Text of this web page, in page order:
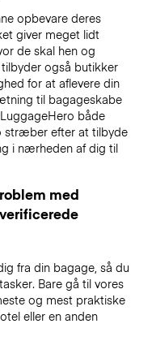
opbevare deres
giver meget lidt
de skal hen og
også butikker
for at aflevere din
til bagageskabe
både
stræber efter at tilbyde
i nærheden af dig til
med
fra din bagage, så du
Bare gå til vores
og mest praktiske
eller en anden